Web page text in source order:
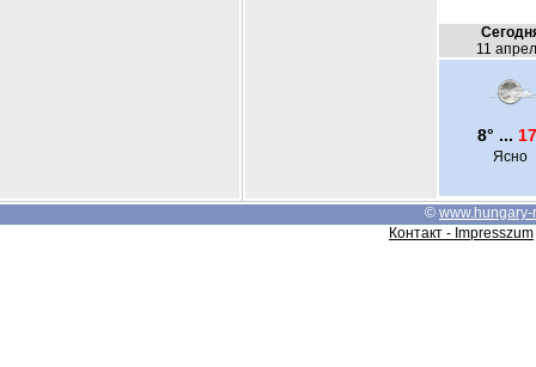
11
8° ...
Ясно
© www.hungary-
Контакт - Impresszum